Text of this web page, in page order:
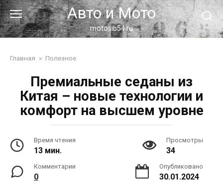
Перейти
к
контенту
Авто и Мото
motosib54.ru
Главная » Полезное
Премиальные седаны из
Китая – новые технологии и
комфорт на высшем уровне
Время чтения
13 мин.
Просмотры
34
Комментарии
0
Опубликовано
30.01.2024